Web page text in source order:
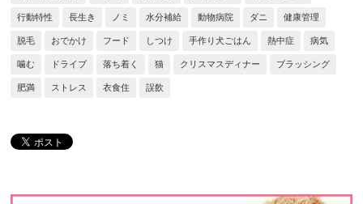
行動特性 長生き ノミ 水分補給 動物病院 ダニ 健康管理
脱毛 おでかけ フード しつけ 手作り犬ごはん 熱中症 病気
噛む ドライブ 落ち着く 猫 クリスマスディナー ブラッシング
肥満 ストレス 衣食住 誤飲